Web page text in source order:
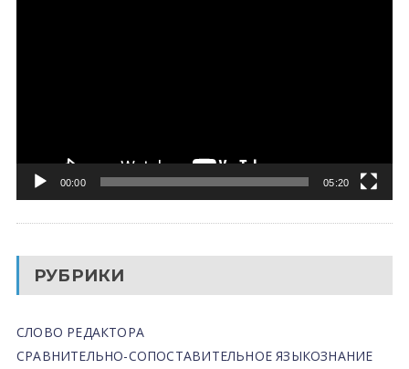
00:00 05:20
РУБРИКИ
СЛОВО РЕДАКТОРА
СРАВНИТЕЛЬНО-СОПОСТАВИТЕЛЬНОЕ ЯЗЫКОЗНАНИЕ